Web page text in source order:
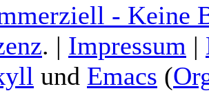
- Keine
. | Impressum |
und Emacs (